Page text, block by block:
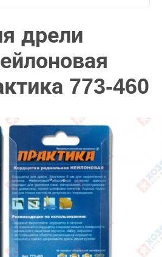
дрели
773-460